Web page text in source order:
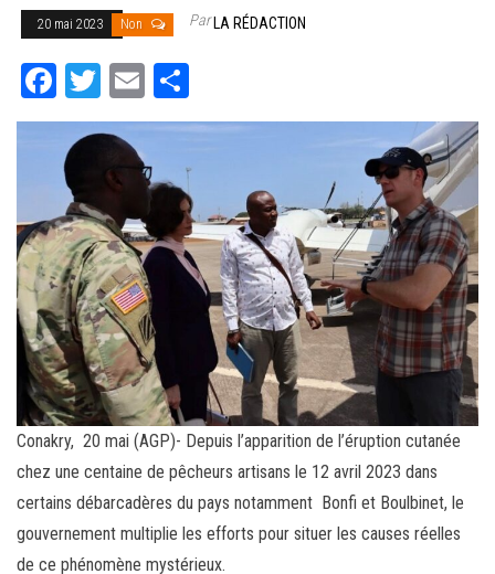
20 mai 2023 Non ParLA RÉDACTION
Fa
ce
bo
ok
T
wi
tt
er
E
m
ail
rt
er
Conakry, 20 mai (AGP)- Depuis l’apparition de l’éruption cutanée
chez une centaine de pêcheurs artisans le 12 avril 2023 dans
certains débarcadères du pays notamment Bonfi et Boulbinet, le
gouvernement multiplie les efforts pour situer les causes réelles
de ce phénomène mystérieux.